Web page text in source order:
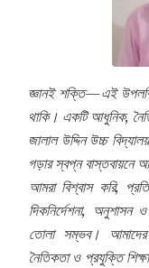
জ্ঞানই শক্তি—এই
থাকি। একটি আধুনিক,
জালাল উদ্দিন উচ্চ
গড়ার স্বপ্ন বাস্তবায়নে
আমরা বিশ্বাস করি,
দিকনির্দেশনা,
তোলা সম্ভব। আমাদের
নৈতিকতা ও প্রযুক্তি